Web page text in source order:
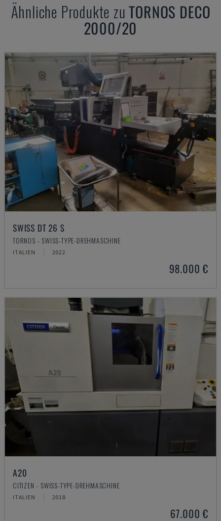
Ähnliche Produkte zuTORNOS DECO
2000/20
SWISS DT 26 S
TORNOS - SWISS-TYPE-DREHMASCHINE
ITALIEN 2022
98.000 €
A20
CITIZEN - SWISS-TYPE-DREHMASCHINE
ITALIEN 2018
67.000 €